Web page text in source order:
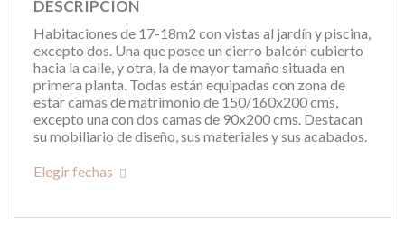
DESCRIPCIÓN
Habitaciones de 17-18m2 con vistas al jardín y piscina,
excepto dos. Una que posee un cierro balcón cubierto
hacia la calle, y otra, la de mayor tamaño situada en
primera planta. Todas están equipadas con zona de
estar camas de matrimonio de 150/160x200 cms,
excepto una con dos camas de 90x200 cms. Destacan
su mobiliario de diseño, sus materiales y sus acabados.
Elegir fechas